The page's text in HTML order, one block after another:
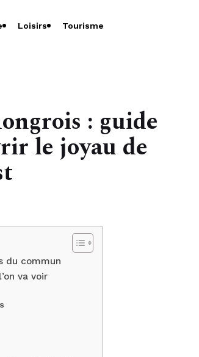
Loisirs Tourisme
: guide
le joyau de
du commun
va voir